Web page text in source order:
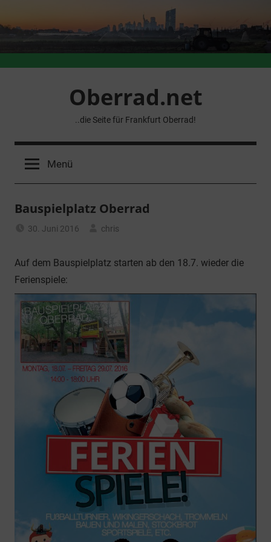
Inhalt
springen
Oberrad.net
..die Seite für Frankfurt Oberrad!
Menü
Bauspielplatz Oberrad
30. Juni 2016
chris
Auf dem Bauspielplatz starten ab den 18.7. wieder die
Ferienspiele: